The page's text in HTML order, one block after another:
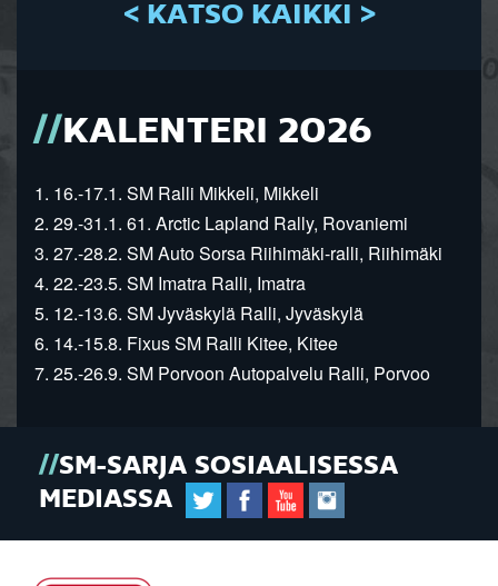
< KATSO KAIKKI >
KALENTERI 2026
1. 16.-17.1. SM Ralli Mikkeli, Mikkeli
2. 29.-31.1. 61. Arctic Lapland Rally, Rovaniemi
3. 27.-28.2. SM Auto Sorsa Riihimäki-ralli, Riihimäki
4. 22.-23.5. SM Imatra Ralli, Imatra
5. 12.-13.6. SM Jyväskylä Ralli, Jyväskylä
6. 14.-15.8. Fixus SM Ralli Kitee, Kitee
7. 25.-26.9. SM Porvoon Autopalvelu Ralli, Porvoo
SM-SARJA SOSIAALISESSA
MEDIASSA